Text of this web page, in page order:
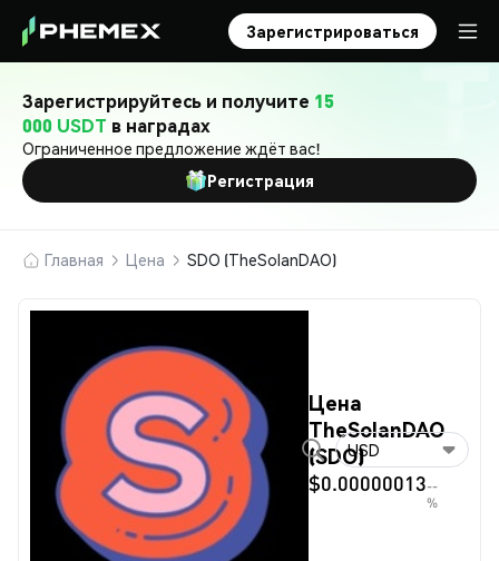
Зарегистрироваться
Зарегистрируйтесь и получите 15
000 USDT в наградах
Ограниченное предложение ждёт вас!
Регистрация
Главная Цена SDO (TheSolanDAO)
Цена
TheSolanDAO
(SDO)
$0.00000013--
%
USD